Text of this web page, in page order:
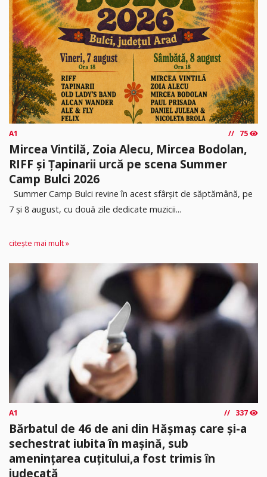
A1 75
Mircea Vintilă, Zoia Alecu, Mircea Bodolan,
RIFF și Țapinarii urcă pe scena Summer
Camp Bulci 2026
Summer Camp Bulci revine în acest sfârșit de săptămână, pe
7 și 8 august, cu două zile dedicate muzicii...
citește mai mult »
A1 337
Bărbatul de 46 de ani din Hășmaș care și-a
sechestrat iubita în mașină, sub
amenințarea cuțitului,a fost trimis în
judecată